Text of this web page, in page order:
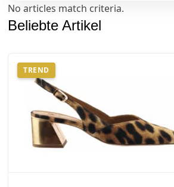
No articles match criteria.
Beliebte Artikel
TREND